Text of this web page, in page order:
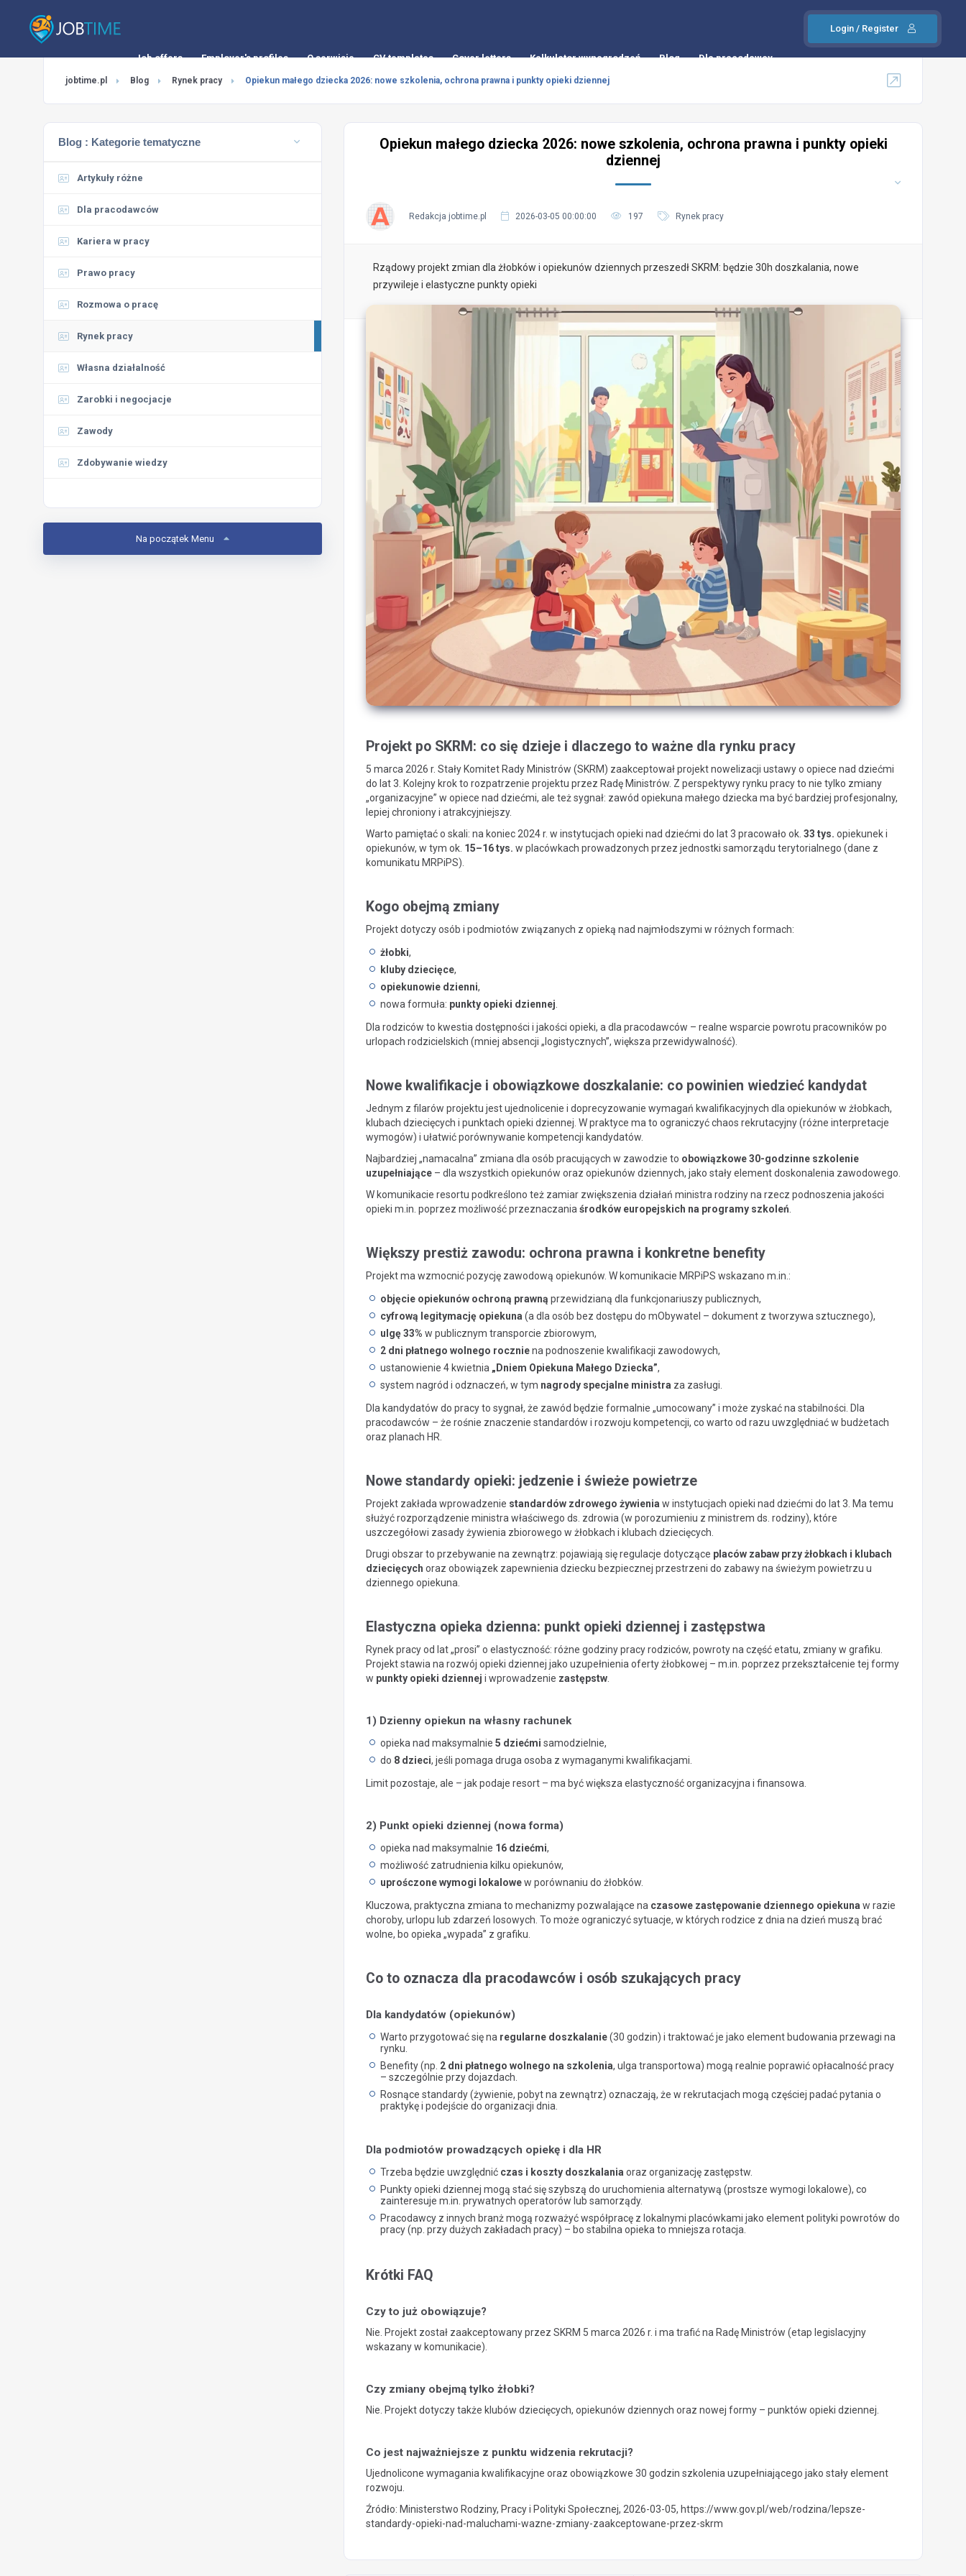
Login / Register
Job offers Employer's profiles O serwisie CV templates Cover letters Kalkulator wynagrodzeń Blog Dla pracodawcy
jobtime.pl Blog Rynek pracy Opiekun małego dziecka 2026: nowe szkolenia, ochrona prawna i punkty opieki dziennej
Blog : Kategorie tematyczne
Artykuły różne
Dla pracodawców
Kariera w pracy
Prawo pracy
Rozmowa o pracę
Rynek pracy
Własna działalność
Zarobki i negocjacje
Zawody
Zdobywanie wiedzy
Na początek Menu
Opiekun małego dziecka 2026: nowe szkolenia, ochrona prawna i punkty opieki
dziennej
Redakcja jobtime.pl 2026-03-05 00:00:00 197 Rynek pracy
Rządowy projekt zmian dla żłobków i opiekunów dziennych przeszedł SKRM: będzie 30h doszkalania, nowe
przywileje i elastyczne punkty opieki
Projekt po SKRM: co się dzieje i dlaczego to ważne dla rynku pracy
5 marca 2026 r. Stały Komitet Rady Ministrów (SKRM) zaakceptował projekt nowelizacji ustawy o opiece nad dziećmi
do lat 3. Kolejny krok to rozpatrzenie projektu przez Radę Ministrów. Z perspektywy rynku pracy to nie tylko zmiany
„organizacyjne” w opiece nad dziećmi, ale też sygnał: zawód opiekuna małego dziecka ma być bardziej profesjonalny,
lepiej chroniony i atrakcyjniejszy.
Warto pamiętać o skali: na koniec 2024 r. w instytucjach opieki nad dziećmi do lat 3 pracowało ok. 33 tys. opiekunek i
opiekunów, w tym ok. 15–16 tys. w placówkach prowadzonych przez jednostki samorządu terytorialnego (dane z
komunikatu MRPiPS).
Kogo obejmą zmiany
Projekt dotyczy osób i podmiotów związanych z opieką nad najmłodszymi w różnych formach:
żłobki,
kluby dziecięce,
opiekunowie dzienni,
nowa formuła: punkty opieki dziennej
Dla rodziców to kwestia dostępności i jakości opieki, a dla pracodawców – realne wsparcie powrotu pracowników po
urlopach rodzicielskich (mniej absencji „logistycznych”, większa przewidywalność).
Nowe kwalifikacje i obowiązkowe doszkalanie: co powinien wiedzieć kandydat
Jednym z filarów projektu jest ujednolicenie i doprecyzowanie wymagań kwalifikacyjnych dla opiekunów w żłobkach,
klubach dziecięcych i punktach opieki dziennej. W praktyce ma to ograniczyć chaos rekrutacyjny (różne interpretacje
wymogów) i ułatwić porównywanie kompetencji kandydatów.
Najbardziej „namacalna” zmiana dla osób pracujących w zawodzie to obowiązkowe 30-godzinne szkolenie
uzupełniające – dla wszystkich opiekunów oraz opiekunów dziennych, jako stały element doskonalenia zawodowego.
W komunikacie resortu podkreślono też zamiar zwiększenia działań ministra rodziny na rzecz podnoszenia jakości
opieki m.in. poprzez możliwość przeznaczania środków europejskich na programy szkoleń
Większy prestiż zawodu: ochrona prawna i konkretne benefity
Projekt ma wzmocnić pozycję zawodową opiekunów. W komunikacie MRPiPS wskazano m.in.:
objęcie opiekunów ochroną prawną przewidzianą dla funkcjonariuszy publicznych,
cyfrową legitymację opiekuna (a dla osób bez dostępu do mObywatel – dokument z tworzywa sztucznego),
ulgę 33% w publicznym transporcie zbiorowym,
2 dni płatnego wolnego roczniena podnoszenie kwalifikacji zawodowych,
ustanowienie 4 kwietnia „Dniem Opiekuna Małego Dziecka”,
system nagród i odznaczeń, w tym nagrody specjalne ministra za zasługi.
Dla kandydatów do pracy to sygnał, że zawód będzie formalnie „umocowany” i może zyskać na stabilności. Dla
pracodawców – że rośnie znaczenie standardów i rozwoju kompetencji, co warto od razu uwzględniać w budżetach
oraz planach HR.
Nowe standardy opieki: jedzenie i świeże powietrze
Projekt zakłada wprowadzenie standardów zdrowego żywienia w instytucjach opieki nad dziećmi do lat 3. Ma temu
służyć rozporządzenie ministra właściwego ds. zdrowia (w porozumieniu z ministrem ds. rodziny), które
uszczegółowi zasady żywienia zbiorowego w żłobkach i klubach dziecięcych.
Drugi obszar to przebywanie na zewnątrz: pojawiają się regulacje dotyczące placów zabaw przy żłobkach i klubach
dziecięcych oraz obowiązek zapewnienia dziecku bezpiecznej przestrzeni do zabawy na świeżym powietrzu u
dziennego opiekuna.
Elastyczna opieka dzienna: punkt opieki dziennej i zastępstwa
Rynek pracy od lat „prosi” o elastyczność: różne godziny pracy rodziców, powroty na część etatu, zmiany w grafiku.
Projekt stawia na rozwój opieki dziennej jako uzupełnienia oferty żłobkowej – m.in. poprzez przekształcenie tej formy
w punkty opieki dziennej i wprowadzenie zastępstw
1) Dzienny opiekun na własny rachunek
opieka nad maksymalnie 5 dziećmi samodzielnie,
do 8 dzieci, jeśli pomaga druga osoba z wymaganymi kwalifikacjami.
Limit pozostaje, ale – jak podaje resort – ma być większa elastyczność organizacyjna i finansowa.
2) Punkt opieki dziennej (nowa forma)
opieka nad maksymalnie 16 dziećmi,
możliwość zatrudnienia kilku opiekunów,
uprośczone wymogi lokalowew porównaniu do żłobków.
Kluczowa, praktyczna zmiana to mechanizmy pozwalające na czasowe zastępowanie dziennego opiekuna w razie
choroby, urlopu lub zdarzeń losowych. To może ograniczyć sytuacje, w których rodzice z dnia na dzień muszą brać
wolne, bo opieka „wypada” z grafiku.
Co to oznacza dla pracodawców i osób szukających pracy
Dla kandydatów (opiekunów)
Warto przygotować się na regularne doszkalanie(30 godzin) i traktować je jako element budowania przewagi na
rynku.
Benefity (np. 2 dni płatnego wolnego na szkolenia, ulga transportowa) mogą realnie poprawić opłacalność pracy
– szczególnie przy dojazdach.
Rosnące standardy (żywienie, pobyt na zewnątrz) oznaczają, że w rekrutacjach mogą częściej padać pytania o
praktykę i podejście do organizacji dnia.
Dla podmiotów prowadzących opiekę i dla HR
Trzeba będzie uwzględnić czas i koszty doszkalania oraz organizację zastępstw.
Punkty opieki dziennej mogą stać się szybszą do uruchomienia alternatywą (prostsze wymogi lokalowe), co
zainteresuje m.in. prywatnych operatorów lub samorządy.
Pracodawcy z innych branż mogą rozważyć współpracę z lokalnymi placówkami jako element polityki powrotów do
pracy (np. przy dużych zakładach pracy) – bo stabilna opieka to mniejsza rotacja.
Krótki FAQ
Czy to już obowiązuje?
Nie. Projekt został zaakceptowany przez SKRM 5 marca 2026 r. i ma trafić na Radę Ministrów (etap legislacyjny
wskazany w komunikacie).
Czy zmiany obejmą tylko żłobki?
Nie. Projekt dotyczy także klubów dziecięcych, opiekunów dziennych oraz nowej formy – punktów opieki dziennej.
Co jest najważniejsze z punktu widzenia rekrutacji?
Ujednolicone wymagania kwalifikacyjne oraz obowiązkowe 30 godzin szkolenia uzupełniającego jako stały element
rozwoju.
Źródło: Ministerstwo Rodziny, Pracy i Polityki Społecznej, 2026-03-05, https://www.gov.pl/web/rodzina/lepsze-
standardy-opieki-nad-maluchami-wazne-zmiany-zaakceptowane-przez-skrm